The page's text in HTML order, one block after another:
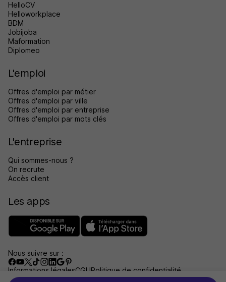
HelloCV
Helloworkplace
BDM
Jobijoba
Maformation
Diplomeo
L'emploi
Offres d'emploi par métier
Offres d'emploi par ville
Offres d'emploi par entreprise
Offres d'emploi par mots clés
L'entreprise
Qui sommes-nous ?
On recrute
Accès client
Les apps
Nous suivre sur :
Informations légalesCGUPolitique de confidentialité
Gérer les traceursAccessibilité : non conforme